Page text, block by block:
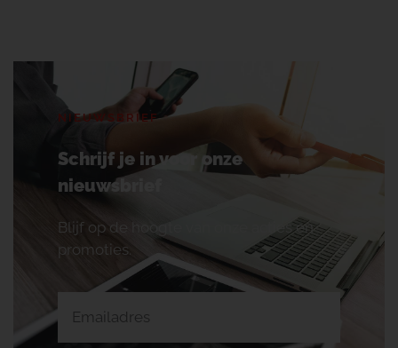
NIEUWSBRIEF
Schrijf je in voor onze
nieuwsbrief
Blijf op de hoogte van onze acties en
promoties.